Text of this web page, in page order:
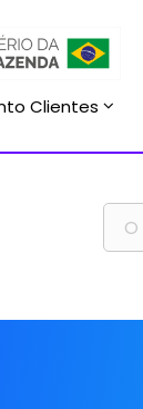
Clientes